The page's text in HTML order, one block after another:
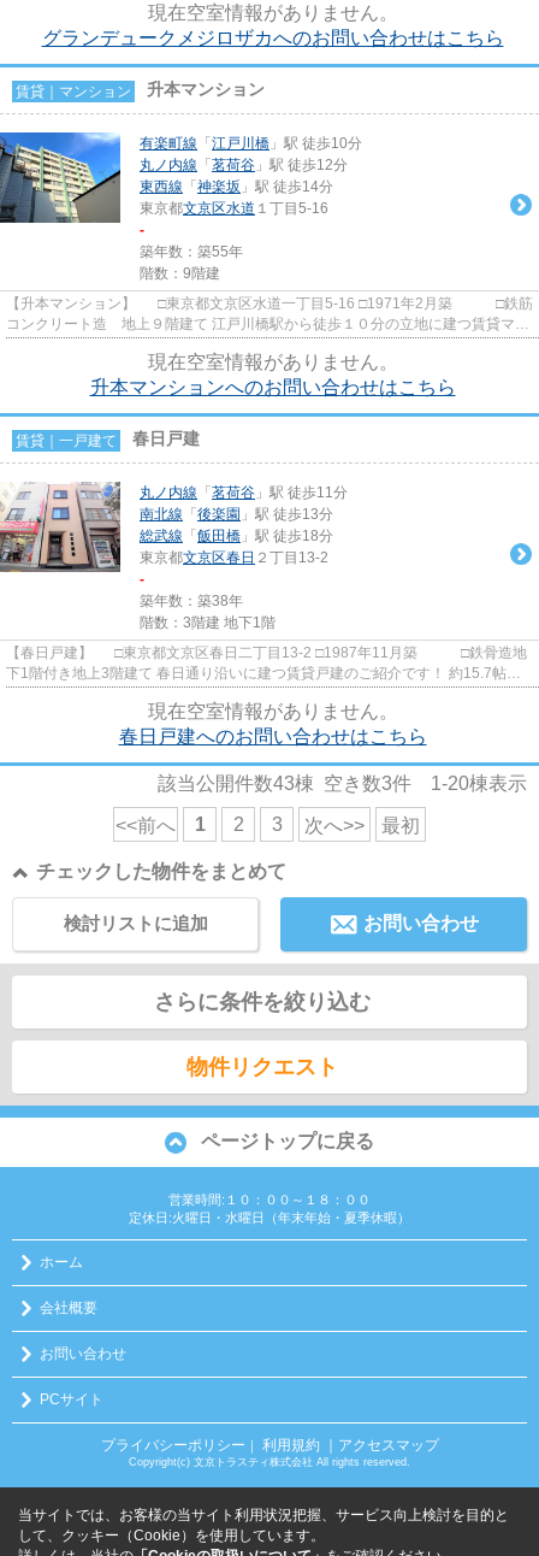
現在空室情報がありません。
グランデュークメジロザカへのお問い合わせはこちら
賃貸｜マンション 升本マンション
有楽町線 「 江戸川橋 」駅 徒歩10分
丸ノ内線 「 茗荷谷 」駅 徒歩12分
東西線 「 神楽坂 」駅 徒歩14分
東京都文京区水道 １丁目5-16
-
築年数：築55年
階数：9階建
【升本マンション】 □東京都文京区水道一丁目5-16 □1971年2月築 □鉄筋
コンクリート造 地上９階建て 江戸川橋駅から徒歩１０分の立地に建つ賃貸マン
現在空室情報がありません。
升本マンションへのお問い合わせはこちら
賃貸｜一戸建て 春日戸建
丸ノ内線 「 茗荷谷 」駅 徒歩11分
南北線 「 後楽園 」駅 徒歩13分
総武線 「 飯田橋 」駅 徒歩18分
東京都文京区春日 ２丁目13-2
-
築年数：築38年
階数：3階建 地下1階
【春日戸建】 □東京都文京区春日二丁目13-2 □1987年11月築 □鉄骨造地
下1階付き地上3階建て 春日通り沿いに建つ賃貸戸建のご紹介です！ 約15.7帖の
現在空室情報がありません。
春日戸建へのお問い合わせはこちら
該当公開件数43棟 空き数3件 1-20棟表示
<<前へ 1 2 3 次へ>> 最初
チェックした物件をまとめて
お問い合わせ
検討リストに追加
さらに条件を絞り込む
物件リクエスト
ページトップに戻る
営業時間:１０：００～１８：００
定休日:火曜日・水曜日（年末年始・夏季休暇）
ホーム
会社概要
お問い合わせ
PCサイト
プライバシーポリシー ｜ 利用規約 ｜アクセスマップ
Copyright(c) 文京トラスティ株式会社 All rights reserved.
当サイトでは、お客様の当サイト利用状況把握、サービス向上検討を目的と
して、クッキー（Cookie）を使用しています。